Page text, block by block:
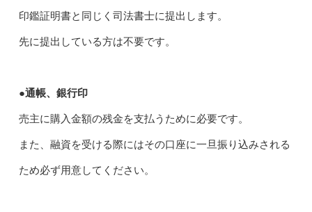
印鑑証明書と同じく司法書士に提出します。
先に提出している方は不要です。
●通帳、銀行印
売主に購入金額の残金を支払うために必要です。
また、融資を受ける際にはその口座に一旦振り込みされる
ため必ず用意してください。